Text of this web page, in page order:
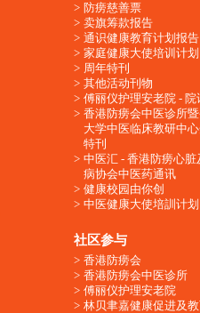
防痨慈善票
卖旗筹款报告
通识健康教育计划报告
家庭健康大使培训计划
周年特刊
其他活动刊物
傅丽仪护理安老院 - 院
香港防痨会中医诊所
大学中医临床教研中
特刊
中医汇 - 香港防痨心脏
病协会中医药通讯
健康校园由你创
中医健康大使培訓计划
社区参与
香港防痨会
香港防痨会中医诊所
傅丽仪护理安老院
林贝聿嘉健康促进及